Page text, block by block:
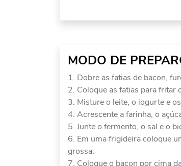
MODO DE
Dobre as fatias de bacon,
Coloque as fatias para fritar
Misture o leite, o iogurte e
Acrescente a farinha, o
Junte o fermento, o sal e o
Em uma frigideira coloque
grossa.
Coloque o bacon por cima